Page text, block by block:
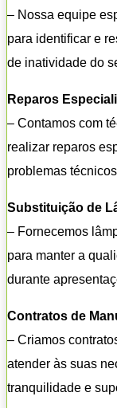
– Nossa equipe
para identificar e
de inatividade do
Reparos
– Contamos com
realizar reparos
problemas
Substituição de
– Fornecemos
para manter a
durante
Contratos de
– Criamos
atender às suas
tranquilidade e